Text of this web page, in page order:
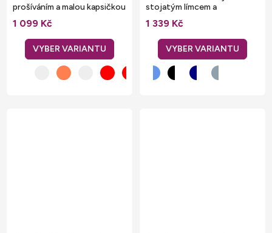
prošíváním a malou kapsičkou
1 099 Kč
stojatým límcem a
kontrastním lemováním
1 339 Kč